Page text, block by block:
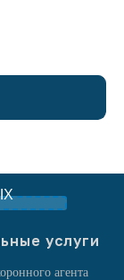
услуги
агента